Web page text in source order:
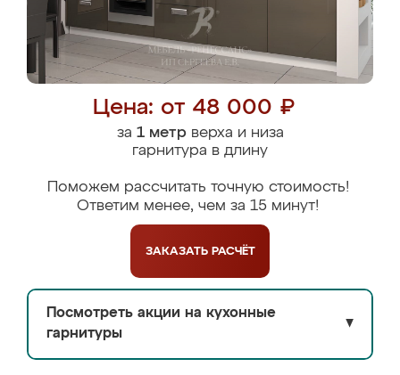
Цена: от 48 000 ₽
за 1 метрверха и низа
гарнитура в длину
Поможем рассчитать точную стоимость!
Ответим менее, чем за 15 минут!
ЗАКАЗАТЬ РАСЧЁТ
Посмотреть акции на кухонные
гарнитуры
▼